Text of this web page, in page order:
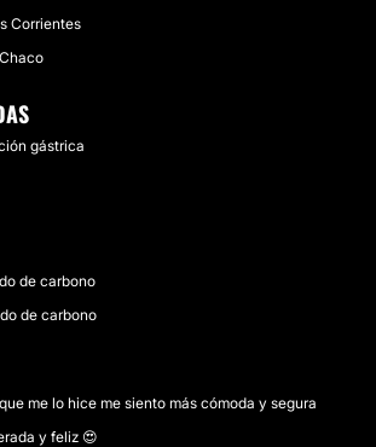
Corrientes
gástrica
de carbono
de carbono
me lo hice me siento más cómoda y segura
y feliz 😍